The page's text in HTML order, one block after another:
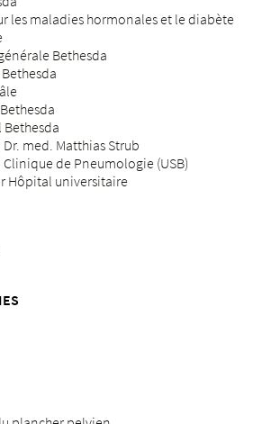
les maladies hormonales et le diabète
Bethesda
med. Matthias Strub
de Pneumologie (USB)
Hôpital universitaire